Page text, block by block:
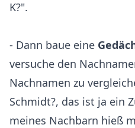
K?".
- Dann baue eine
versuche den
Nachnamen zu
Schmidt?, das ist ja ein
meines Nachbarn hieß